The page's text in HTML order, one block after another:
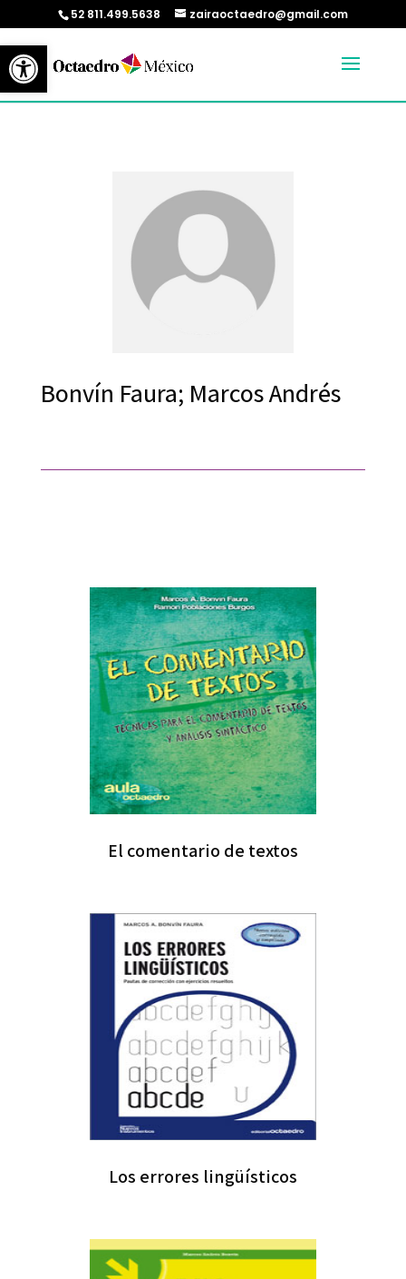
Abrir barra de herramientas
52 811.499.5638 zairaoctaedro@gmail.com
Bonvín Faura; Marcos Andrés
El comentario de textos
Los errores lingüísticos